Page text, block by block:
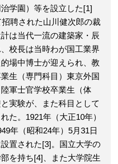
学園）等を設立した[1]
聘された山川健次郎の裁
は当代一流の建築家・辰
校長は当時わが国工業界
場中博士が迎えられ、教
生（専門科目）東京外国
軍士官学校卒業生（体
実験が、また科目として
た。1921年（大正10年）
年（昭和24年）5月31日
置された[3]。国立大学の
を持ち[4]、また大学院生